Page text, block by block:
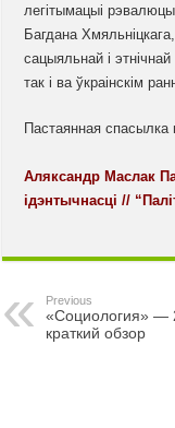
легітымацыі
Багдана
сацыяльнай і
так і ва ўкраінскім
Пастаянная спасылка
Аляксандр Маслак
ідэнтычнасці //
Previous
«Социология» —
краткий обзор